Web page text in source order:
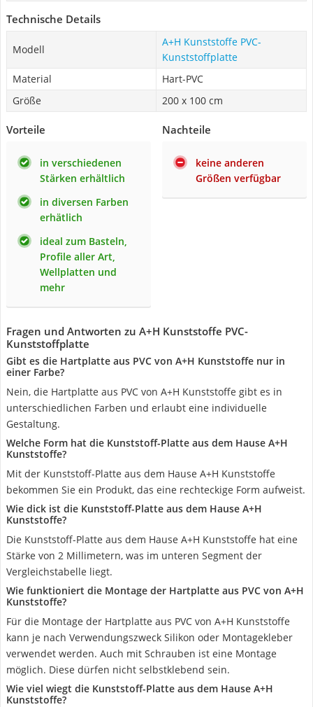
Technische Details
Modell
A+H Kunststoffe PVC-
Kunststoffplatte
Material
Hart-PVC
Größe
200 x 100 cm
Vorteile
in verschiedenen
Stärken erhältlich
in diversen Farben
erhätlich
ideal zum Basteln,
Profile aller Art,
Wellplatten und
mehr
Nachteile
keine anderen
Größen verfügbar
Fragen und Antworten zu A+H Kunststoffe PVC-
Kunststoffplatte
Gibt es die Hartplatte aus PVC von A+H Kunststoffe nur in
einer Farbe?
Nein, die Hartplatte aus PVC von A+H Kunststoffe gibt es in
unterschiedlichen Farben und erlaubt eine individuelle
Gestaltung.
Welche Form hat die Kunststoff-Platte aus dem Hause ‎A+H
Kunststoffe?
Mit der Kunststoff-Platte aus dem Hause ‎A+H Kunststoffe
bekommen Sie ein Produkt, das eine rechteckige Form aufweist.
Wie dick ist die Kunststoff-Platte aus dem Hause ‎A+H
Kunststoffe?
Die Kunststoff-Platte aus dem Hause ‎A+H Kunststoffe hat eine
Stärke von 2 Millimetern, was im unteren Segment der
Vergleichstabelle liegt.
Wie funktioniert die Montage der Hartplatte aus PVC von A+H
Kunststoffe?
Für die Montage der Hartplatte aus PVC von A+H Kunststoffe
kann je nach Verwendungszweck Silikon oder Montagekleber
verwendet werden. Auch mit Schrauben ist eine Montage
möglich. Diese dürfen nicht selbstklebend sein.
Wie viel wiegt die Kunststoff-Platte aus dem Hause ‎A+H
Kunststoffe?